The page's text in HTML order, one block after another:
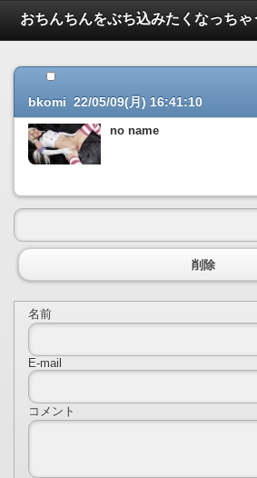
おちんちんをぶち込みたくなっち
bkomi 22/05/09(月) 16:41:10
no name
削除
名前
E-mail
コメント